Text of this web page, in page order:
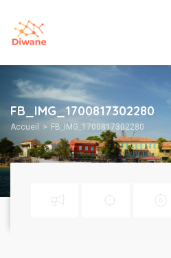
FB_IMG_1700817302280
Accueil FB_IMG_1700817302280